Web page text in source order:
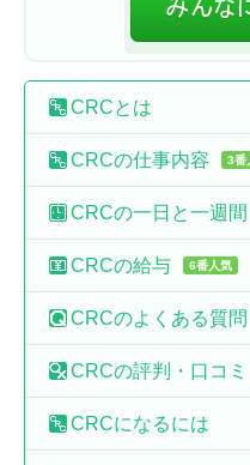
CRCとは
CRCの仕事内容 3番
CRCの一日と一週間
CRCの給与 6番人気
CRCのよくある質問
CRCの評判・口コミ
CRCになるには